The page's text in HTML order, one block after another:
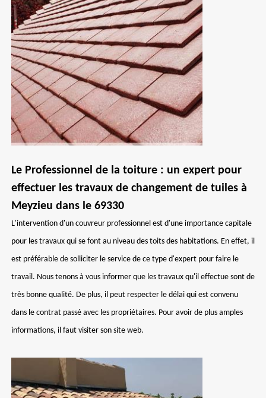
Le Professionnel de la toiture : un expert pour
effectuer les travaux de changement de tuiles à
Meyzieu dans le 69330
L'intervention d'un couvreur professionnel est d'une importance capitale
pour les travaux qui se font au niveau des toits des habitations. En effet, il
est préférable de solliciter le service de ce type d'expert pour faire le
travail. Nous tenons à vous informer que les travaux qu'il effectue sont de
très bonne qualité. De plus, il peut respecter le délai qui est convenu
dans le contrat passé avec les propriétaires. Pour avoir de plus amples
informations, il faut visiter son site web.